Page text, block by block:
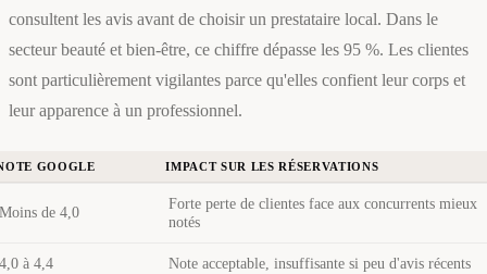
consultent les avis avant de choisir un prestataire local. Dans le
secteur beauté et bien-être, ce chiffre dépasse les 95 %. Les clientes
sont particulièrement vigilantes parce qu'elles confient leur corps et
leur apparence à un professionnel.
GOOGLE IMPACT SUR LES RÉSERVATIONS
Moins de 4,0
Forte perte de clientes face aux concurrents mieux
notés
4,0 à 4,4 Note acceptable, insuffisante si peu d'avis récents